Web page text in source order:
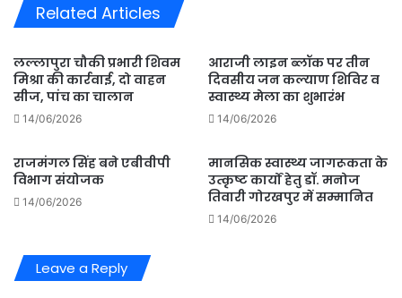
घंटे
Related Articles
लल्लापुरा चौकी प्रभारी शिवम
मिश्रा की कार्रवाई, दो वाहन
सीज, पांच का चालान
14/06/2026
आराजी लाइन ब्लॉक पर तीन
दिवसीय जन कल्याण शिविर व
स्वास्थ्य मेला का शुभारंभ
14/06/2026
राजमंगल सिंह बने एबीवीपी
विभाग संयोजक
14/06/2026
मानसिक स्वास्थ्य जागरूकता के
उत्कृष्ट कार्यों हेतु डॉ. मनोज
तिवारी गोरखपुर में सम्मानित
14/06/2026
Leave a Reply